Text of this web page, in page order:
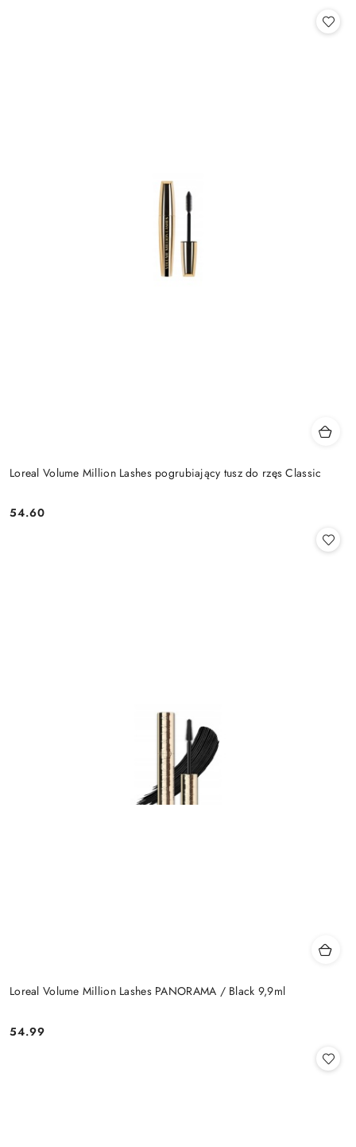
Loreal Volume Million Lashes pogrubiający tusz do rzęs Classic
Cena:
54.60
Loreal Volume Million Lashes PANORAMA / Black 9,9ml
Cena:
54.99